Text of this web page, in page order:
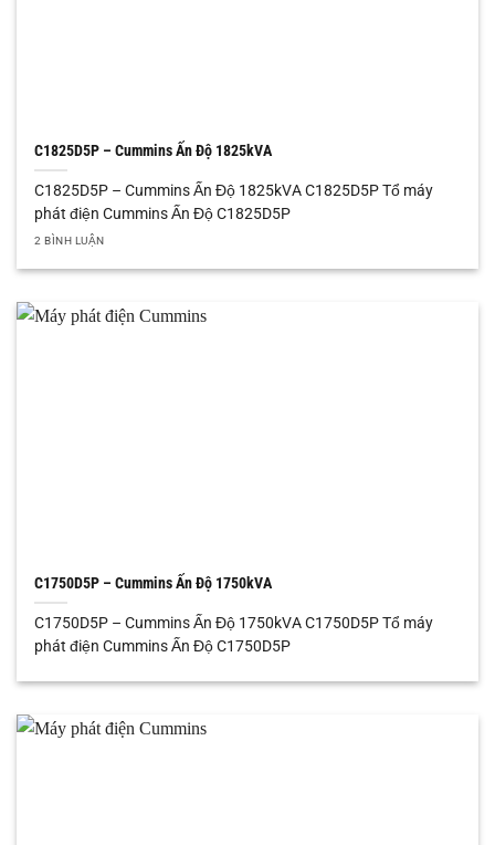
C1825D5P – Cummins Ấn Độ 1825kVA
C1825D5P – Cummins Ấn Độ 1825kVA C1825D5P Tổ máy
phát điện Cummins Ấn Độ C1825D5P
2 BÌNH LUẬN
C1750D5P – Cummins Ấn Độ 1750kVA
C1750D5P – Cummins Ấn Độ 1750kVA C1750D5P Tổ máy
phát điện Cummins Ấn Độ C1750D5P